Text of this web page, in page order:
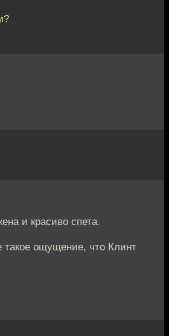
и красиво спета.
такое ощущение, что Клинт